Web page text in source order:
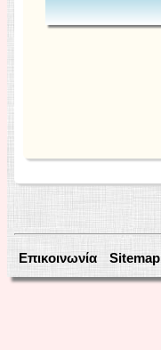
Επικοινωνία Sitemap